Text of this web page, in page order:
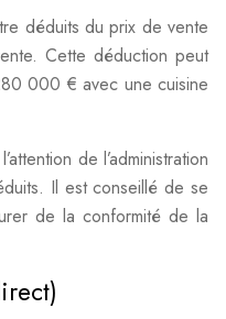
déduits du prix de vente
Cette déduction peut
000 € avec une cuisine
de l’administration
Il est conseillé de se
de la conformité de la